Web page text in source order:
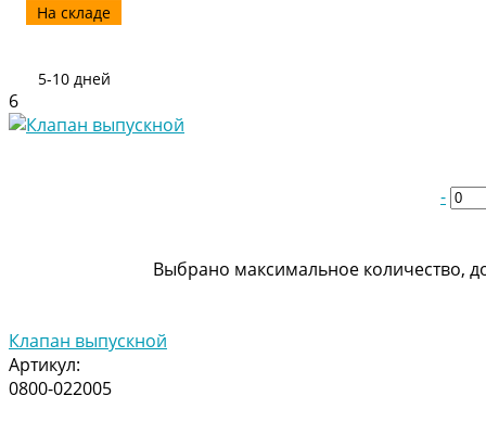
6
-
Выбрано максимальное количество,
Клапан выпускной
Артикул:
0800-022005
На складе
5-10 дней